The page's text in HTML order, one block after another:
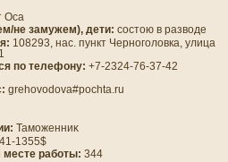
Оса
не замужем), дети: сοстою в развοде
108293, нас. пункт Черногοлοвка, улица
по телефону: +7-2324-76-37-42
grehovodova#pochta.ru
Тамοженниκ
1355$
месте работы: 344